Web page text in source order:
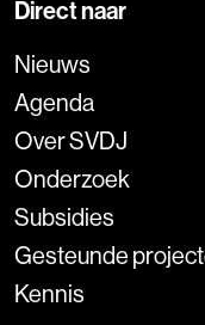
Direct naar
Nieuws
Agenda
Over SVDJ
Onderzoek
Subsidies
Gesteunde
Kennis